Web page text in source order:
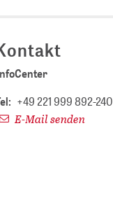
+49 221 999 892-240
E-Mail senden